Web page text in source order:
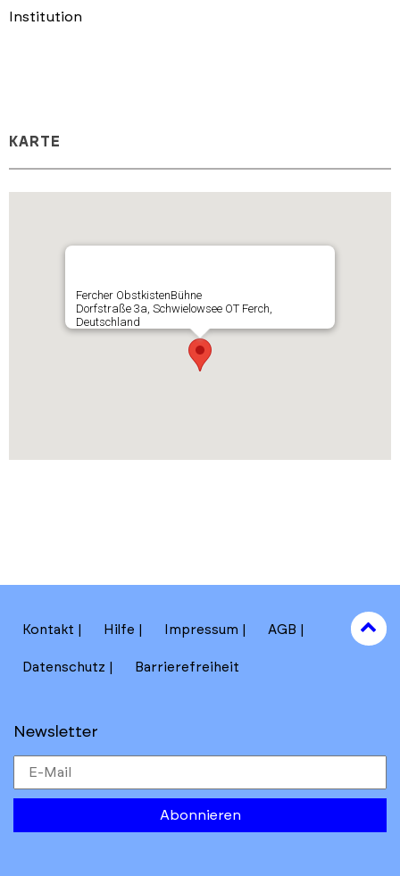
Institution
KARTE
Fercher ObstkistenBühne
Dorfstraße 3a, Schwielowsee OT Ferch,
Deutschland
Kontakt Hilfe Impressum AGB
Datenschutz Barrierefreiheit
Newsletter
Abonnieren
to
top